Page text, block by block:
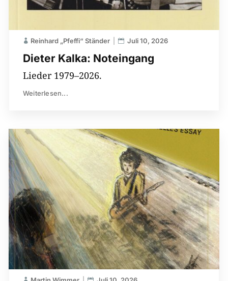
Dieter Kalka: Noteingang
Reinhard „Pfeffi“ Ständer Juli 10, 2026
Lieder 1979–2026.
Weiterlesen...